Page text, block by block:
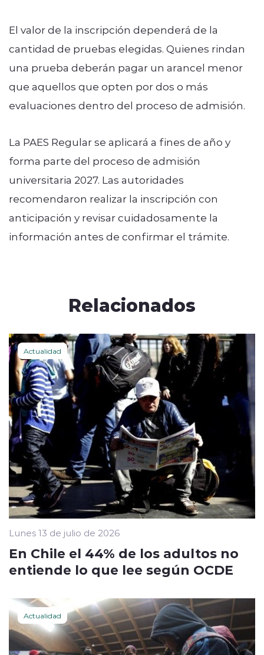
El valor de la inscripción dependerá de la
cantidad de pruebas elegidas. Quienes rindan
una prueba deberán pagar un arancel menor
que aquellos que opten por dos o más
evaluaciones dentro del proceso de admisión.
La PAES Regular se aplicará a fines de año y
forma parte del proceso de admisión
universitaria 2027. Las autoridades
recomendaron realizar la inscripción con
anticipación y revisar cuidadosamente la
información antes de confirmar el trámite.
Relacionados
Actualidad
Lunes 13 de julio de 2026
En Chile el 44% de los adultos no
entiende lo que lee según OCDE
Actualidad